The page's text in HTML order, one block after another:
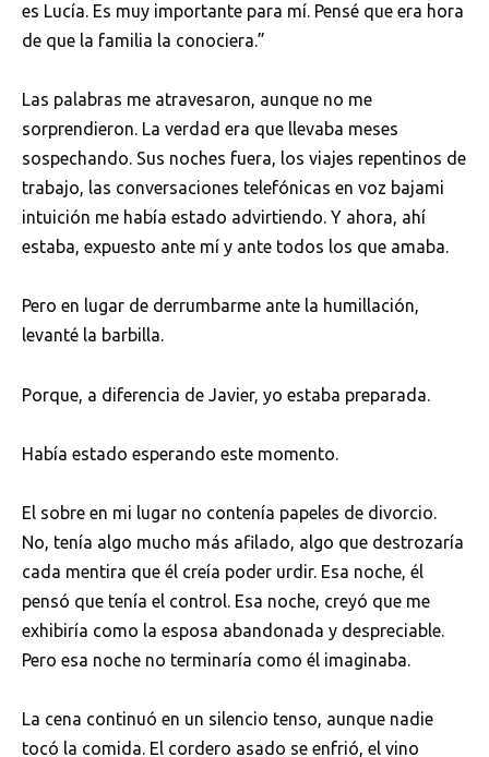
es Lucía. Es muy importante para mí. Pensé que era hora
de que la familia la conociera.”
Las palabras me atravesaron, aunque no me
sorprendieron. La verdad era que llevaba meses
sospechando. Sus noches fuera, los viajes repentinos de
trabajo, las conversaciones telefónicas en voz bajami
intuición me había estado advirtiendo. Y ahora, ahí
estaba, expuesto ante mí y ante todos los que amaba.
Pero en lugar de derrumbarme ante la humillación,
levanté la barbilla.
Porque, a diferencia de Javier, yo estaba preparada.
Había estado esperando este momento.
El sobre en mi lugar no contenía papeles de divorcio.
No, tenía algo mucho más afilado, algo que destrozaría
cada mentira que él creía poder urdir. Esa noche, él
pensó que tenía el control. Esa noche, creyó que me
exhibiría como la esposa abandonada y despreciable.
Pero esa noche no terminaría como él imaginaba.
La cena continuó en un silencio tenso, aunque nadie
tocó la comida. El cordero asado se enfrió, el vino